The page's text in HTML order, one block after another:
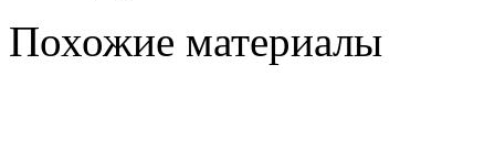
Похожие материалы